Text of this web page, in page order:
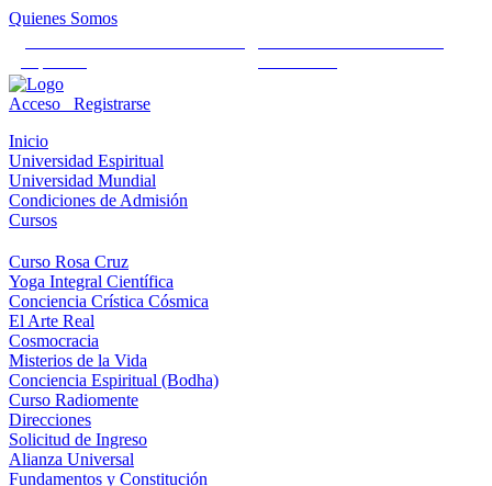
Quienes Somos
Acceso
Registrarse
Inicio
Universidad Espiritual
Universidad Mundial
Condiciones de Admisión
Cursos
Curso Rosa Cruz
Yoga Integral Científica
Conciencia Crística Cósmica
El Arte Real
Cosmocracia
Misterios de la Vida
Conciencia Espiritual (Bodha)
Curso Radiomente
Direcciones
Solicitud de Ingreso
Alianza Universal
Fundamentos y Constitución